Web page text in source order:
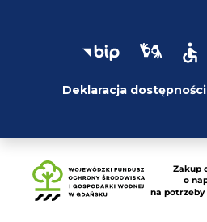
Deklaracja dostępności